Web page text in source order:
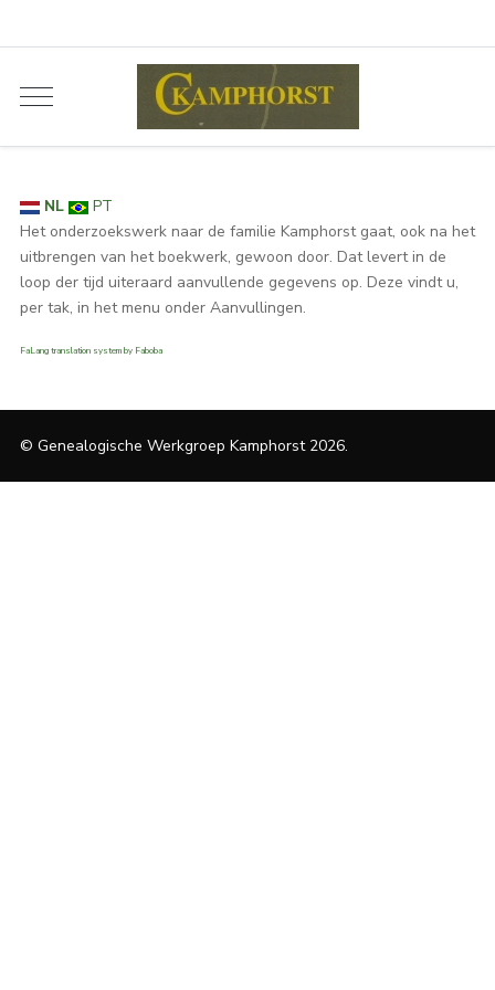
NL
PT
Het onderzoekswerk naar de familie Kamphorst gaat, ook na het
uitbrengen van het boekwerk, gewoon door. Dat levert in de
loop der tijd uiteraard aanvullende gegevens op. Deze vindt u,
per tak, in het menu onder Aanvullingen.
FaLang translation system by Faboba
© Genealogische Werkgroep Kamphorst 2026.